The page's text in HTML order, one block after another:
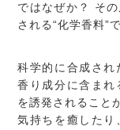
ではなぜか？ そ
される“化学香料”で
科学的に合成さ
香り成分に含まれ
を誘発されること
気持ちを癒したり